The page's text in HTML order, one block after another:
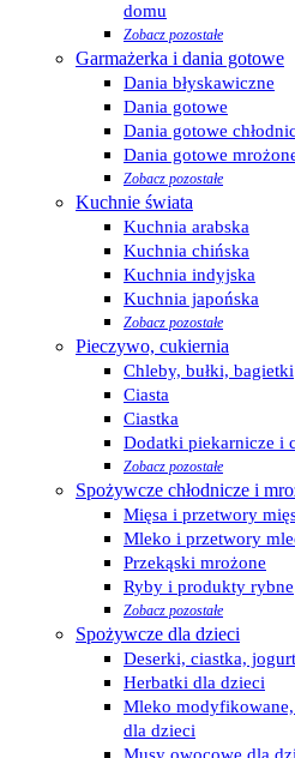
domu
Zobacz pozostałe
Garmażerka i dania gotowe
Dania błyskawiczne
Dania gotowe
Dania gotowe
Dania gotowe
Zobacz pozostałe
Kuchnie świata
Kuchnia arabska
Kuchnia chińska
Kuchnia indyjska
Kuchnia japońska
Zobacz pozostałe
Pieczywo, cukiernia
Chleby, bułki, bagietki
Ciasta
Ciastka
Dodatki piekarnicze i
Zobacz pozostałe
Spożywcze chłodnicze i
Mięsa i przetwory
Mleko i przetwory
Przekąski mrożone
Ryby i produkty rybne
Zobacz pozostałe
Spożywcze dla dzieci
Deserki, ciastka,
Herbatki dla dzieci
Mleko modyfikowane,
dla dzieci